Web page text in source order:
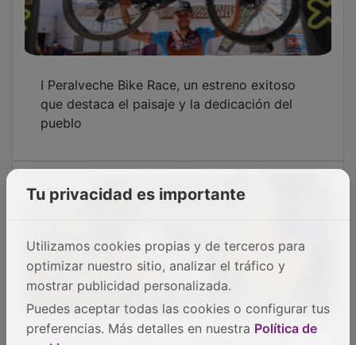
que destaca el paisaje y la dedicación del
pueblo
La Diputación ejerce de anfitriona en la
Tu privacidad es importante
Utilizamos cookies propias y de terceros para
optimizar nuestro sitio, analizar el tráfico y
mostrar publicidad personalizada.
Puedes aceptar todas las cookies o configurar tus
preferencias. Más detalles en nuestra Política de